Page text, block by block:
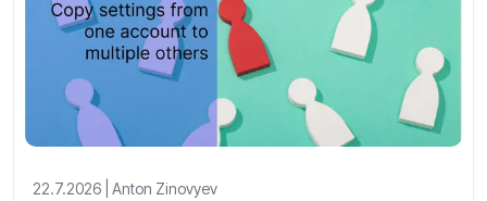
22.7.2026 | Anton Zinovyev